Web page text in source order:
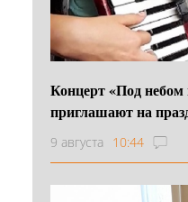
Концерт «Под
приглашают на
9 августа 10:44